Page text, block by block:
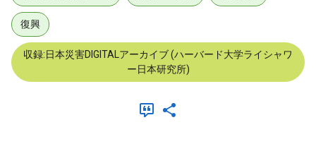
復興
収録:日本災害DIGITALアーカイブ (ハーバード大学ライシャワ
ー日本研究所)